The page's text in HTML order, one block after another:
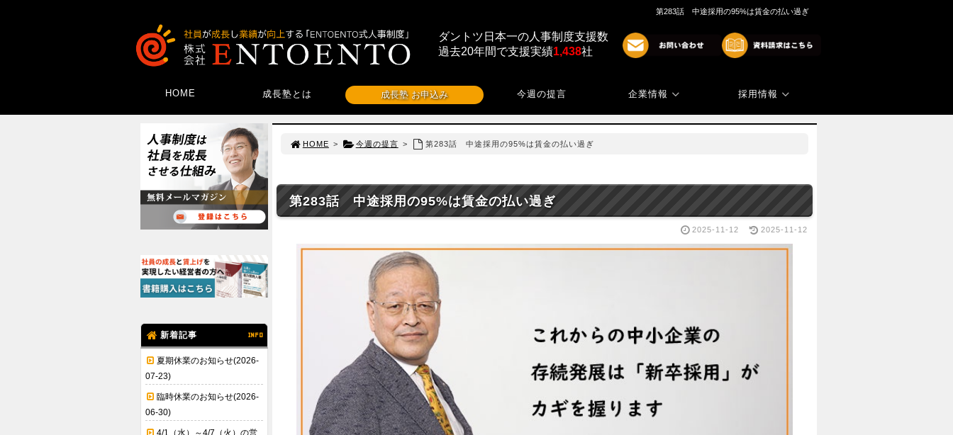
第283話 中途採用の95%は賃金の払い過ぎ
ダントツ日本一の人事制度支援数
過去20年間で支援実績1,438社
HOME 成長塾とは 成長塾 お申込み 今週の提言 企業情報 採用情報
HOME > 今週の提言 > 第283話 中途採用の95%は賃金の払い過ぎ
第283話 中途採用の95%は賃金の払い過ぎ
2025-11-12 2025-11-12
新着記事 INFO
夏期休業のお知らせ(2026-
07-23)
臨時休業のお知らせ(2026-
06-30)